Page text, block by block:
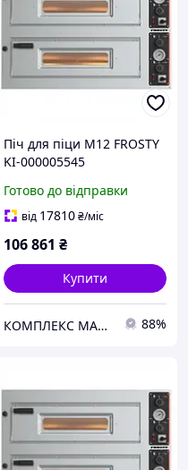
Піч для піци M12 FROSTY
KI-000005545
Готово до відправки
від 17810₴/міс
106 861 ₴
Купити
КОМПЛЕКС МАРКЕТ 88%